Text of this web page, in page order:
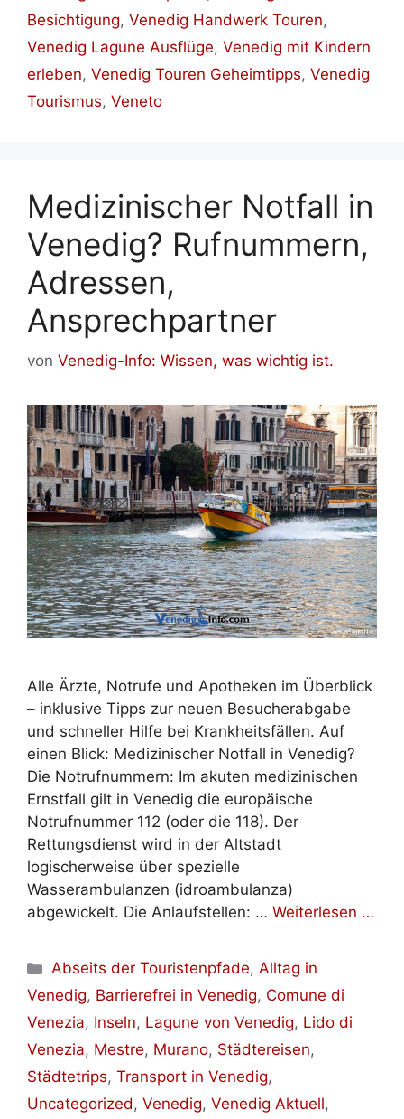
Besichtigung, Venedig Handwerk Touren,
Venedig Lagune Ausflüge, Venedig mit Kindern
erleben, Venedig Touren Geheimtipps, Venedig
Tourismus, Veneto
Medizinischer Notfall in
Venedig? Rufnummern,
Adressen,
Ansprechpartner
von Venedig-Info: Wissen, was wichtig ist.
Alle Ärzte, Notrufe und Apotheken im Überblick
– inklusive Tipps zur neuen Besucherabgabe
und schneller Hilfe bei Krankheitsfällen. Auf
einen Blick: Medizinischer Notfall in Venedig?
Die Notrufnummern: Im akuten medizinischen
Ernstfall gilt in Venedig die europäische
Notrufnummer 112 (oder die 118). Der
Rettungsdienst wird in der Altstadt
logischerweise über spezielle
Wasserambulanzen (idroambulanza)
abgewickelt. Die Anlaufstellen: … Weiterlesen …
Kategorien
Abseits der Touristenpfade,Alltag in
Venedig, Barrierefrei in Venedig, Comune di
Venezia, Inseln, Lagune von Venedig, Lido di
Venezia, Mestre, Murano, Städtereisen,
Städtetrips, Transport in Venedig,
Uncategorized, Venedig, Venedig Aktuell,